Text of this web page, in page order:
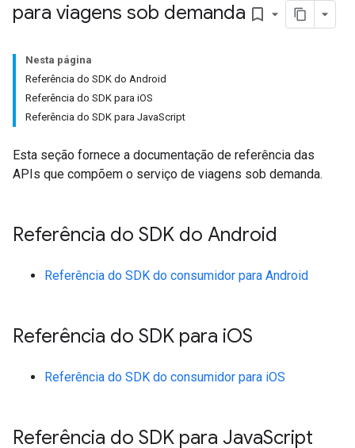
para viagens sob demanda bookmark_border
Nesta página
Referência do SDK do Android
Referência do SDK para iOS
Referência do SDK para JavaScript
Esta seção fornece a documentação de referência das
APIs que compõem o serviço de viagens sob demanda.
Referência do SDK do Android
Referência do SDK do consumidor para Android
Referência do SDK para iOS
Referência do SDK do consumidor para iOS
Referência do SDK para JavaScript